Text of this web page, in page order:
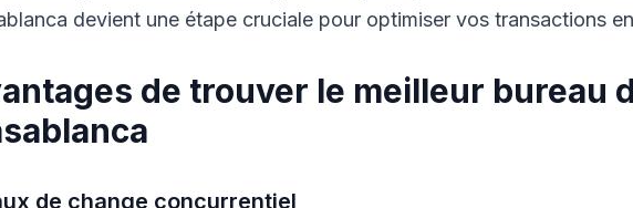
devient une étape cruciale pour optimiser vos transactions
de trouver le meilleur bureau
de change concurrentiel